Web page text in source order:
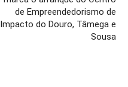
de Empreendedorismo de
Impacto do Douro, Tâmega e
Sousa